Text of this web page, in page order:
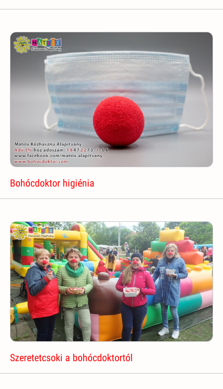
Bohócdoktor higiénia
Szeretetcsoki a bohócdoktortól